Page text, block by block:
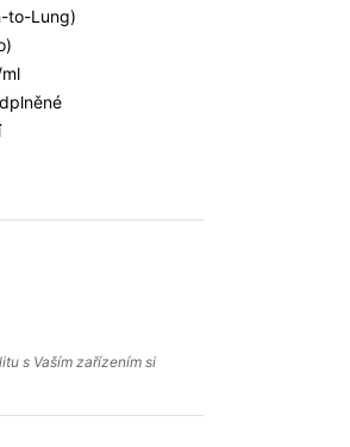
to-Lung)
s Vaším zařízením si